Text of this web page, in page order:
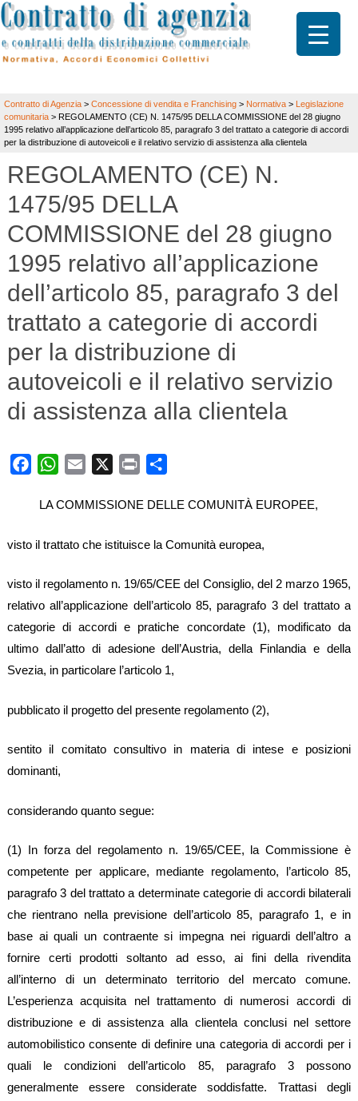
Contratto di Agenzia > Concessione di vendita e Franchising > Normativa >
Legislazione
comunitaria > REGOLAMENTO (CE) N. 1475/95 DELLA COMMISSIONE del 28 giugno
1995 relativo all’applicazione dell’articolo 85, paragrafo 3 del trattato a categorie di accordi
per la distribuzione di autoveicoli e il relativo servizio di assistenza alla clientela
REGOLAMENTO (CE) N.
1475/95 DELLA
COMMISSIONE del 28 giugno
1995 relativo all’applicazione
dell’articolo 85, paragrafo 3 del
trattato a categorie di accordi
per la distribuzione di
autoveicoli e il relativo servizio
di assistenza alla clientela
FacebookWhatsApp
Email Print
LA COMMISSIONE DELLE COMUNITÀ EUROPEE,
visto il trattato che istituisce la Comunità europea,
visto il regolamento n. 19/65/CEE del Consiglio, del 2 marzo 1965,
relativo all’applicazione dell’articolo 85, paragrafo 3 del trattato a
categorie di accordi e pratiche concordate (1), modificato da
ultimo dall’atto di adesione dell’Austria, della Finlandia e della
Svezia, in particolare l’articolo 1,
pubblicato il progetto del presente regolamento (2),
sentito il comitato consultivo in materia di intese e posizioni
dominanti,
considerando quanto segue:
(1) In forza del regolamento n. 19/65/CEE, la Commissione è
competente per applicare, mediante regolamento, l’articolo 85,
paragrafo 3 del trattato a determinate categorie di accordi bilaterali
che rientrano nella previsione dell’articolo 85, paragrafo 1, e in
base ai quali un contraente si impegna nei riguardi dell’altro a
fornire certi prodotti soltanto ad esso, ai fini della rivendita
all’interno di un determinato territorio del mercato comune.
L’esperienza acquisita nel trattamento di numerosi accordi di
distribuzione e di assistenza alla clientela conclusi nel settore
automobilistico consente di definire una categoria di accordi per i
quali le condizioni dell’articolo 85, paragrafo 3 possono
generalmente essere considerate soddisfatte. Trattasi degli